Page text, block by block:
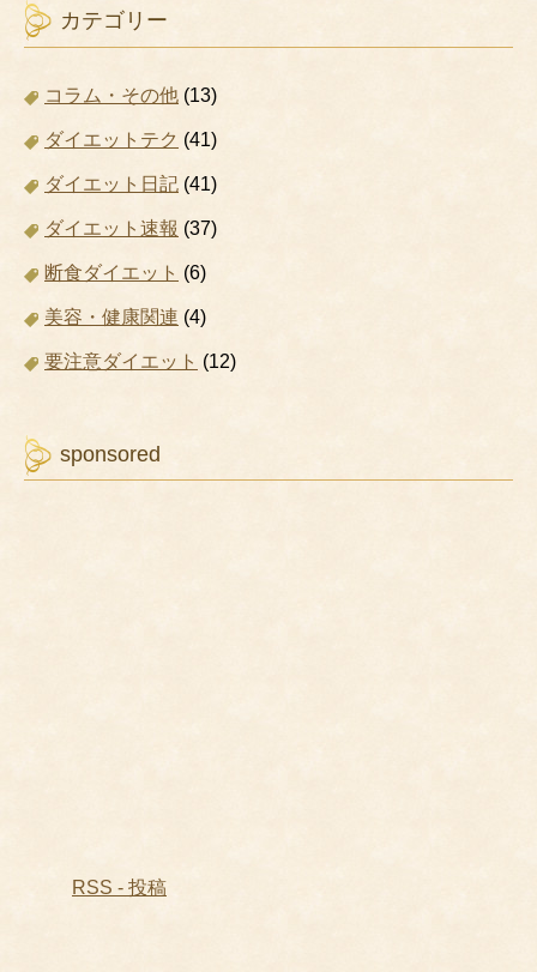
カテゴリー
コラム・その他 (13)
ダイエットテク (41)
ダイエット日記 (41)
ダイエット速報 (37)
断食ダイエット (6)
美容・健康関連 (4)
要注意ダイエット (12)
sponsored
RSS - 投稿